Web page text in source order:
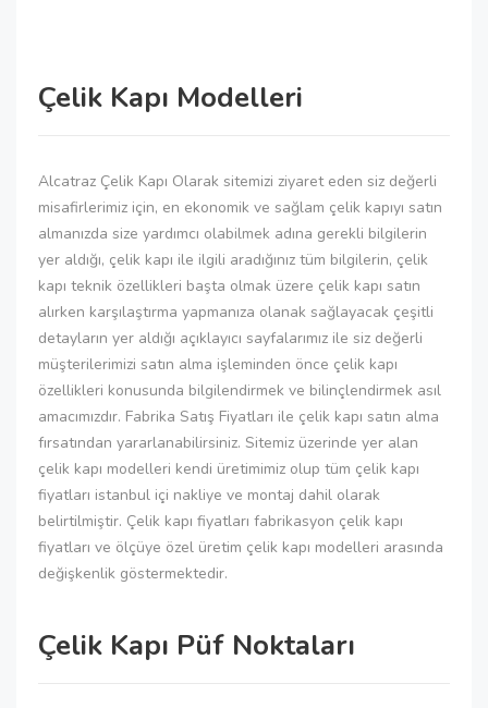
Çelik Kapı Modelleri
Alcatraz Çelik Kapı Olarak sitemizi ziyaret eden siz değerli
misafirlerimiz için, en ekonomik ve sağlam çelik kapıyı satın
almanızda size yardımcı olabilmek adına gerekli bilgilerin
yer aldığı, çelik kapı ile ilgili aradığınız tüm bilgilerin, çelik
kapı teknik özellikleri başta olmak üzere çelik kapı satın
alırken karşılaştırma yapmanıza olanak sağlayacak çeşitli
detayların yer aldığı açıklayıcı sayfalarımız ile siz değerli
müşterilerimizi satın alma işleminden önce çelik kapı
özellikleri konusunda bilgilendirmek ve bilinçlendirmek asıl
amacımızdır. Fabrika Satış Fiyatları ile çelik kapı satın alma
fırsatından yararlanabilirsiniz. Sitemiz üzerinde yer alan
çelik kapı modelleri kendi üretimimiz olup tüm çelik kapı
fiyatları istanbul içi nakliye ve montaj dahil olarak
belirtilmiştir. Çelik kapı fiyatları fabrikasyon çelik kapı
fiyatları ve ölçüye özel üretim çelik kapı modelleri arasında
değişkenlik göstermektedir.
Çelik Kapı Püf Noktaları